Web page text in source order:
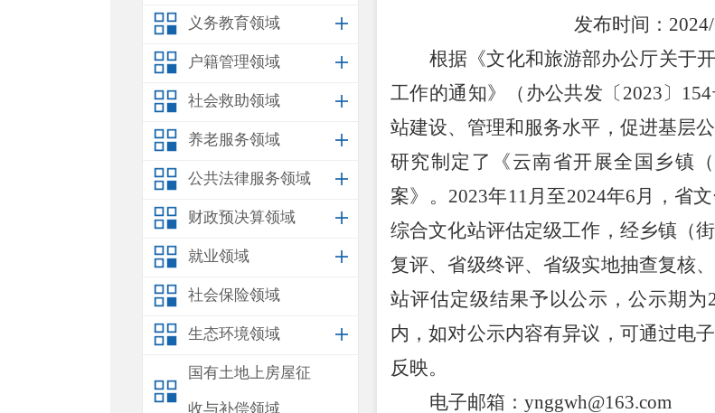
义务教育领域
户籍管理领域
社会救助领域
养老服务领域
公共法律服务领域
财政预决算领域
就业领域
社会保险领域
生态环境领域
国有土地上房屋征
收与补偿领域
发布时间：
根据《文化和旅游部办公厅关于
工作的通知》（办公共发〔 2023〕 154
站建设、管理和服务水平，促进基层
研究制定了《云南省开展全国乡镇
案》。 2023年11月至2024年6月，省
综合文化站评估定级工作，经乡镇（
复评、省级终评、省级实地抽查复核
站评估定级结果予以公示，公示期为
内，如对公示内容有异议，可通过电
反映。
电子邮箱： ynggwh@163.com